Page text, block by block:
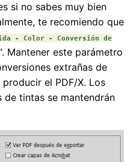
si no sabes muy bien
te recomiendo que
- Color - Conversión de
". Mantener este parámetro
extrañas de
el PDF/X. Los
tintas se mantendrán